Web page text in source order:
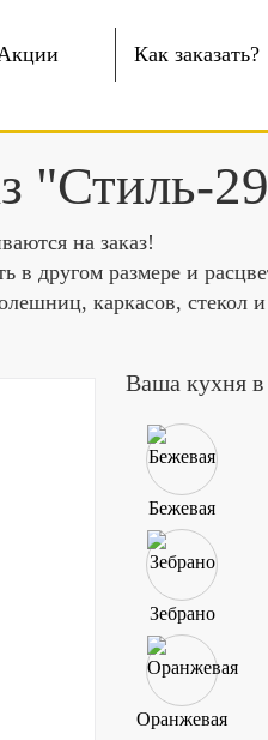
Как заказать?
"Стиль-
на заказ!
другом размере и
каркасов, стекол
Ваша кухня
Бежевая
Зебрано
Оранжевая